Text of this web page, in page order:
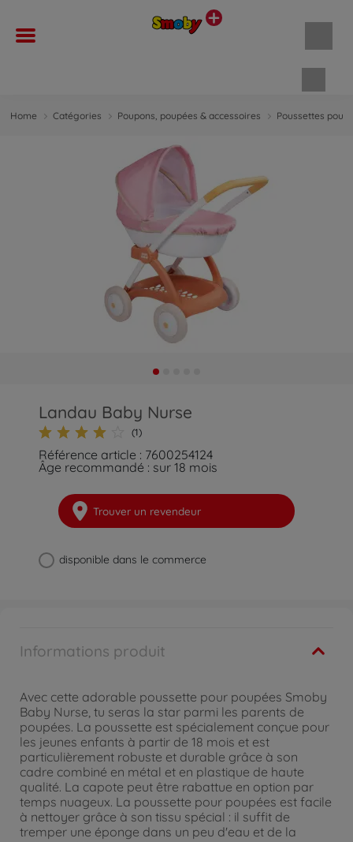
Home Catégories Poupons, poupées & accessoires Poussettes pour
Landau Baby Nurse
(1)
Référence article : 7600254124
Âge recommandé : sur 18 mois
Trouver un revendeur
disponible dans le commerce
Informations produit
Avec cette adorable poussette pour poupées Smoby
Baby Nurse, tu seras la star parmi les parents de
poupées. La poussette est spécialement conçue pour
les jeunes enfants à partir de 18 mois et est
particulièrement robuste et durable grâce à son
cadre combiné en métal et en plastique de haute
qualité. La capote peut être rabattue en option par
temps nuageux. La poussette pour poupées est facile
à nettoyer grâce à son tissu spécial : il suffit de
tremper une éponge dans un peu d'eau et de la